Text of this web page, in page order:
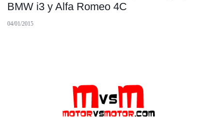
BMW i3 y Alfa Romeo 4C
04/01/2015